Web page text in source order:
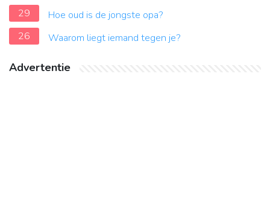
29
Hoe oud is de jongste opa?
26
Waarom liegt iemand tegen je?
Advertentie